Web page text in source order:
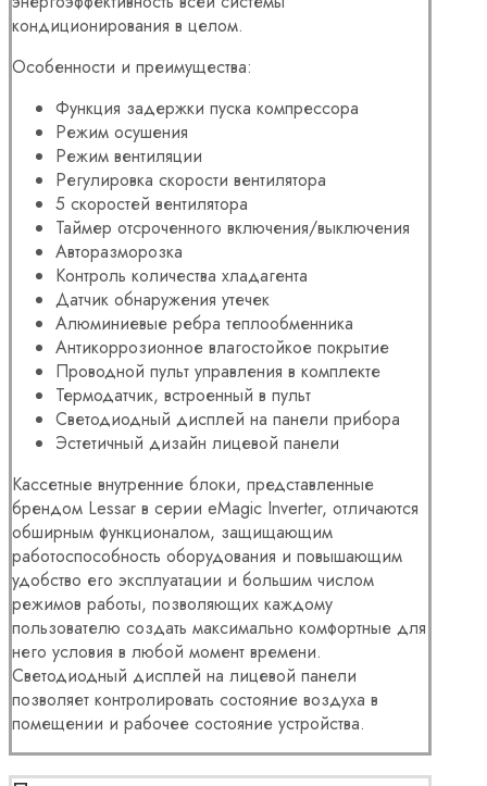
кондиционирования в целом.
Особенности и преимущества:
Функция задержки пуска компрессора
Режим осушения
Режим вентиляции
Регулировка скорости вентилятора
5 скоростей вентилятора
Таймер отсроченного включения/выключения
Авторазморозка
Контроль количества хладагента
Датчик обнаружения утечек
Алюминиевые ребра теплообменника
Антикоррозионное влагостойкое покрытие
Проводной пульт управления в комплекте
Термодатчик, встроенный в пульт
Светодиодный дисплей на панели прибора
Эстетичный дизайн лицевой панели
Кассетные внутренние блоки, представленные
брендом Lessar в серии eMagic Inverter, отличаются
обширным функционалом, защищающим
работоспособность оборудования и повышающим
удобство его эксплуатации и большим числом
режимов работы, позволяющих каждому
пользователю создать максимально комфортные для
него условия в любой момент времени.
Светодиодный дисплей на лицевой панели
позволяет контролировать состояние воздуха в
помещении и рабочее состояние устройства.